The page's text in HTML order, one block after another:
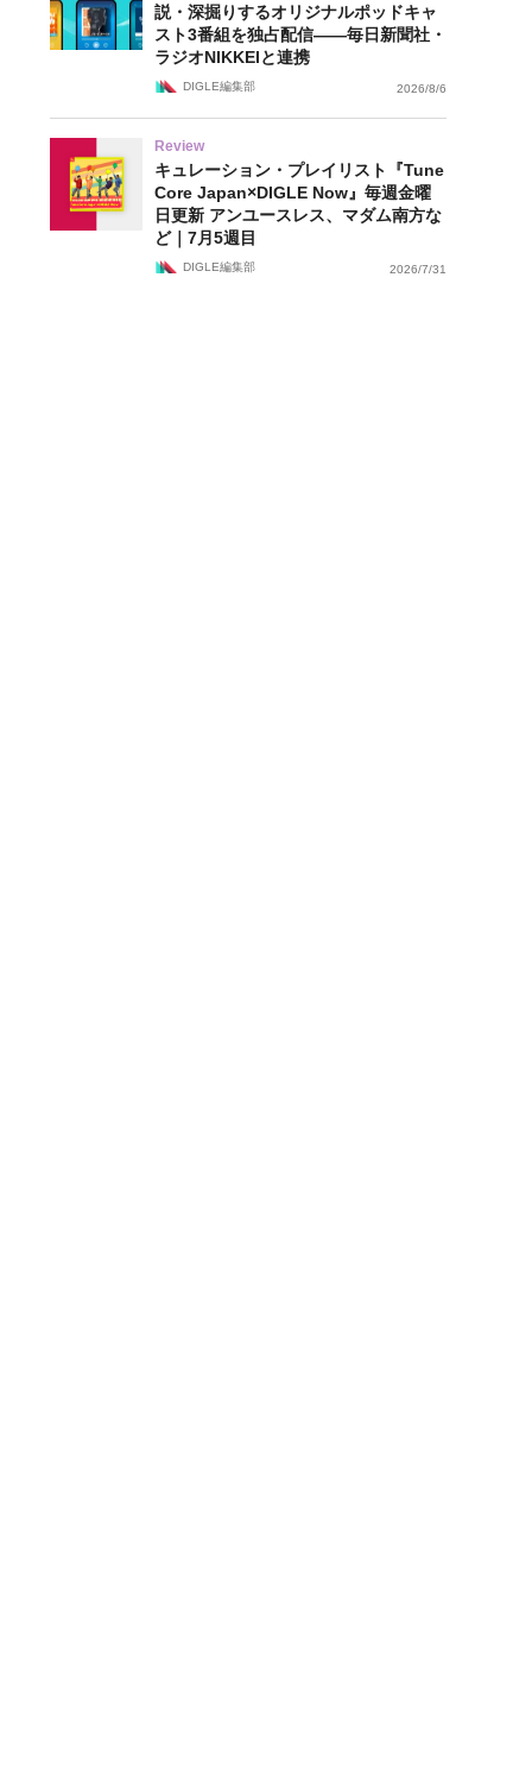
説・深掘りするオリジナルポッドキャ
スト3番組を独占配信——毎日新聞社・
ラジオNIKKEIと連携
DIGLE編集部 2026/8/6
Review
キュレーション・プレイリスト『Tune
Core Japan×DIGLE Now』毎週金曜
日更新 アンユースレス、マダム南方な
ど｜7月5週目
DIGLE編集部 2026/7/31